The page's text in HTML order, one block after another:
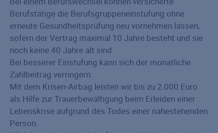
Berufstätige die Berufsgruppeneinstufung ohne
erneute Gesundheitsprüfung neu vornehmen lassen,
sofern der Vertrag maximal 10 Jahre besteht und sie
noch keine 40 Jahre alt sind.
Bei besserer Einstufung kann sich der monatliche
Zahlbeitrag verringern.
Mit dem Krisen-Airbag leisten wir bis zu 2.000 Euro
als Hilfe zur Trauerbewältigung beim Erleiden einer
Lebenskrise aufgrund des Todes einer nahestehenden
Person.